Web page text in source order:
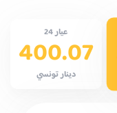
عيار 24
400.07
دينار تونسي